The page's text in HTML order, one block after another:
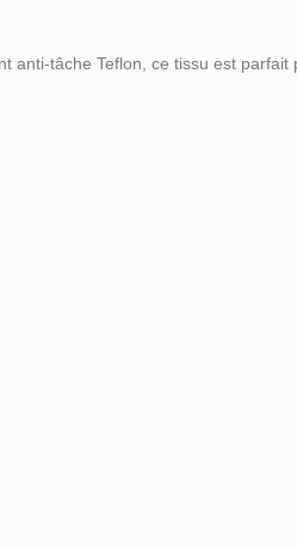
tâche Teflon, ce tissu est parfait